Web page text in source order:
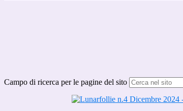
Campo di ricerca per le pagine del sito